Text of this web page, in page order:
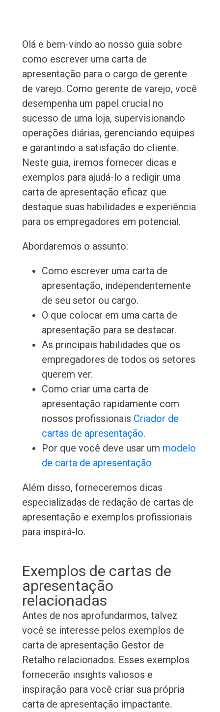
Olá e bem-vindo ao nosso guia sobre
como escrever uma carta de
apresentação para o cargo de gerente
de varejo. Como gerente de varejo, você
desempenha um papel crucial no
sucesso de uma loja, supervisionando
operações diárias, gerenciando equipes
e garantindo a satisfação do cliente.
Neste guia, iremos fornecer dicas e
exemplos para ajudá-lo a redigir uma
carta de apresentação eficaz que
destaque suas habilidades e experiência
para os empregadores em potencial.
Abordaremos o assunto:
Como escrever uma carta de
apresentação, independentemente
de seu setor ou cargo.
O que colocar em uma carta de
apresentação para se destacar.
As principais habilidades que os
empregadores de todos os setores
querem ver.
Como criar uma carta de
apresentação rapidamente com
nossos profissionais Criador de
cartas de apresentação.
Por que você deve usar um modelo
de carta de apresentação
Além disso, forneceremos dicas
especializadas de redação de cartas de
apresentação e exemplos profissionais
para inspirá-lo.
Exemplos de cartas de
apresentação
relacionadas
Antes de nos aprofundarmos, talvez
você se interesse pelos exemplos de
carta de apresentação Gestor de
Retalho relacionados. Esses exemplos
fornecerão insights valiosos e
inspiração para você criar sua própria
carta de apresentação impactante.